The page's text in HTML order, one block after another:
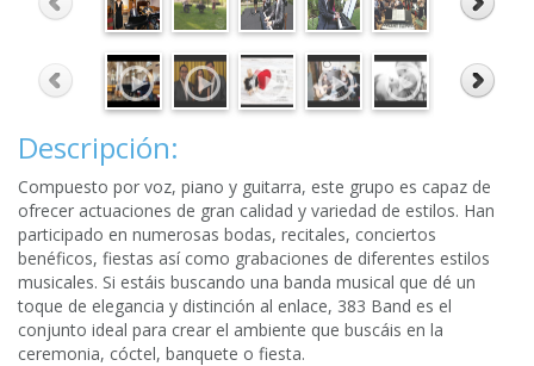
Descripción:
Compuesto por voz, piano y guitarra, este grupo es capaz de
ofrecer actuaciones de gran calidad y variedad de estilos. Han
participado en numerosas bodas, recitales, conciertos
benéficos, fiestas así como grabaciones de diferentes estilos
musicales. Si estáis buscando una banda musical que dé un
toque de elegancia y distinción al enlace, 383 Band es el
conjunto ideal para crear el ambiente que buscáis en la
ceremonia, cóctel, banquete o fiesta.